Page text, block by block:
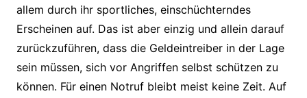
allem durch ihr sportliches, einschüchterndes
Erscheinen auf. Das ist aber einzig und allein darauf
zurückzuführen, dass die Geldeintreiber in der Lage
sein müssen, sich vor Angriffen selbst schützen zu
können. Für einen Notruf bleibt meist keine Zeit. Auf